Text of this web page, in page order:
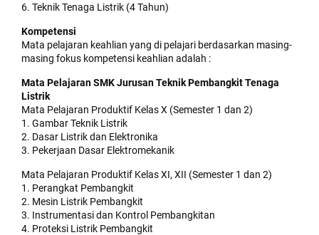
6. Teknik Tenaga Listrik (4 Tahun)
Kompetensi
Mata pelajaran keahlian yang di pelajari berdasarkan masing-
masing fokus kompetensi keahlian adalah :
Mata Pelajaran SMK Jurusan Teknik Pembangkit Tenaga
Listrik
Mata Pelajaran Produktif Kelas X (Semester 1 dan 2)
1. Gambar Teknik Listrik
2. Dasar Listrik dan Elektronika
3. Pekerjaan Dasar Elektromekanik
Mata Pelajaran Produktif Kelas XI, XII (Semester 1 dan 2)
1. Perangkat Pembangkit
2. Mesin Listrik Pembangkit
3. Instrumentasi dan Kontrol Pembangkitan
4. Proteksi Listrik Pembangkit